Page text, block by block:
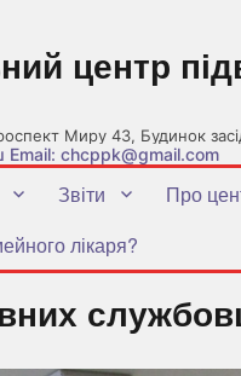
Миру 43, Будинок
Email: chcppk@gmail.com
центр
Звіти Про
лікаря?